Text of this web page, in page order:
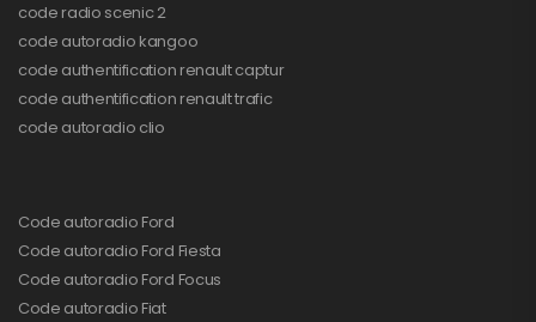
code radio scenic 2
code autoradio kangoo
code authentification renault captur
code authentification renault trafic
code autoradio clio
Code autoradio Ford
Code autoradio Ford Fiesta
Code autoradio Ford Focus
Code autoradio Fiat